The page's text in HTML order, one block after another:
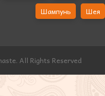
Шампунь
Шея
All Rights Reserved